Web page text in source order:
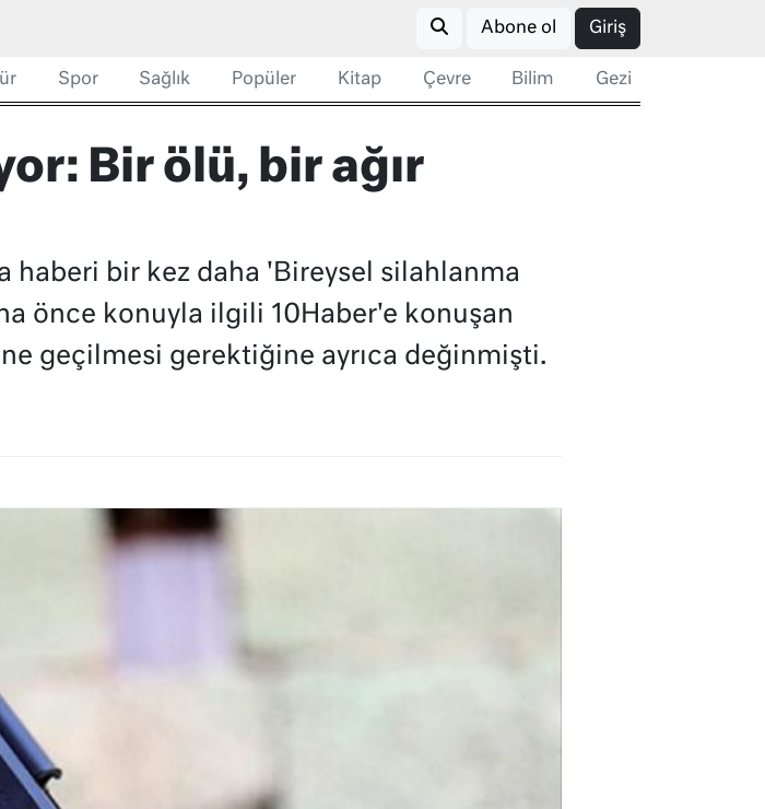
Abone ol Giriş
Spor Sağlık Popüler Kitap Çevre Bilim Gezi
Bir ölü, bir ağır
haberi bir kez daha 'Bireysel silahlanma
önce konuyla ilgili 10Haber'e konuşan
geçilmesi gerektiğine ayrıca değinmişti.